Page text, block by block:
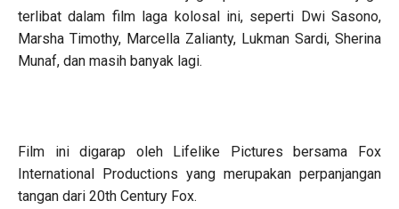
terlibat dalam film laga kolosal ini, seperti Dwi Sasono,
Marsha Timothy, Marcella Zalianty, Lukman Sardi, Sherina
Munaf, dan masih banyak lagi.
Film ini digarap oleh Lifelike Pictures bersama Fox
International Productions yang merupakan perpanjangan
tangan dari 20th Century Fox.